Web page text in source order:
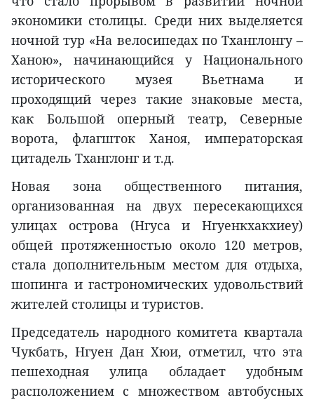
экономики столицы. Среди них выделяется
ночной тур «На велосипедах по Тханглонгу –
Ханою», начинающийся у Национального
исторического музея Вьетнама и
проходящий через такие знаковые места,
как Большой оперный театр, Северные
ворота, флагшток Ханоя, императорская
цитадель Тханглонг и т.д.
Новая зона общественного питания,
организованная на двух пересекающихся
улицах острова (Нгуса и Нгуенкхакхиеу)
общей протяженностью около 120 метров,
стала дополнительным местом для отдыха,
шопинга и гастрономических удовольствий
жителей столицы и туристов.
Председатель народного комитета квартала
Чукбать, Нгуен Дан Хюи, отметил, что эта
пешеходная улица обладает удобным
расположением с множеством автобусных